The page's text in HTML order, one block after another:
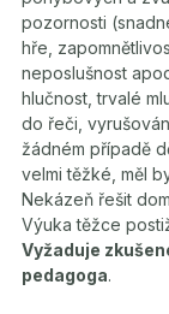
pozornosti
hře,
neposlušnost
hlučnost, trvalé
do řeči,
žádném případě
velmi těžké, měl
Nekázeň řešit
Výuka těžce
Vyžaduje
pedagoga.